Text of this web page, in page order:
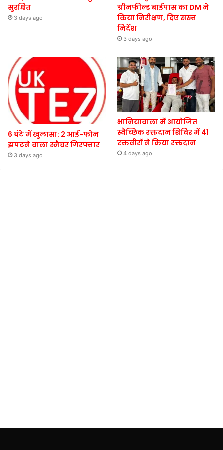
सुरक्षित
3 days ago
ग्रीनफील्ड बाईपास का DM ने
किया निरीक्षण, दिए सख्त
निर्देश
3 days ago
6 घंटे में खुलासा: 2 आई-फोन
झपटने वाला स्नैचर गिरफ्तार
3 days ago
भानियावाला में आयोजित
स्वैच्छिक रक्तदान शिविर में 41
रक्तवीरों ने किया रक्तदान
4 days ago